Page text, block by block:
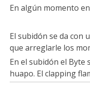
En algún momento
El subidón se da con
que arreglarle los
En el subidón el Byte
huapo. El clapping